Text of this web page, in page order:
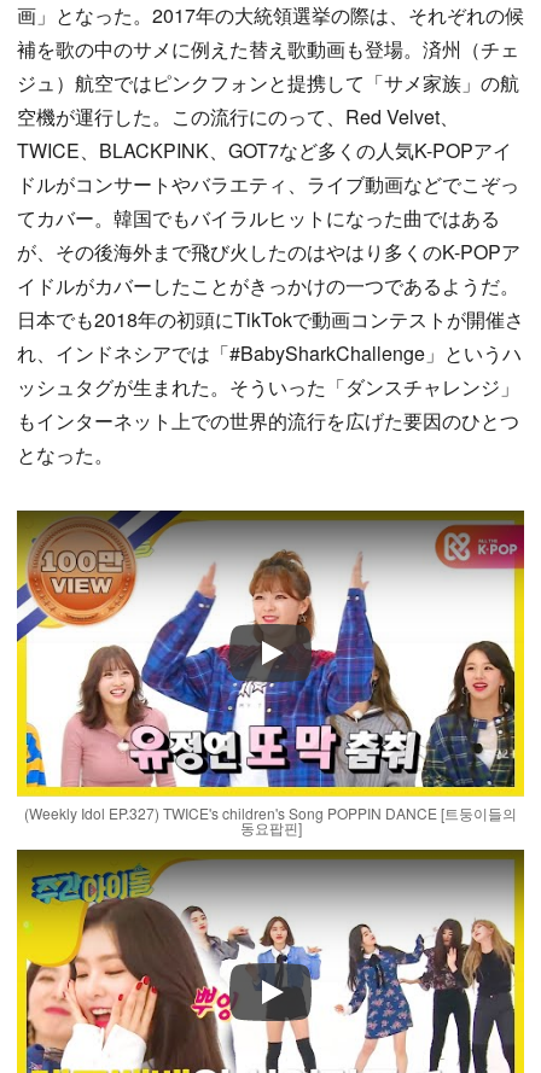
画」となった。2017年の大統領選挙の際は、それぞれの候
補を歌の中のサメに例えた替え歌動画も登場。済州（チェ
ジュ）航空ではピンクフォンと提携して「サメ家族」の航
空機が運行した。この流行にのって、Red Velvet、
TWICE、BLACKPINK、GOT7など多くの人気K-POPアイ
ドルがコンサートやバラエティ、ライブ動画などでこぞっ
てカバー。韓国でもバイラルヒットになった曲ではある
が、その後海外まで飛び火したのはやはり多くのK-POPア
イドルがカバーしたことがきっかけの一つであるようだ。
日本でも2018年の初頭にTikTokで動画コンテストが開催さ
れ、インドネシアでは「#BabySharkChallenge」というハ
ッシュタグが生まれた。そういった「ダンスチャレンジ」
もインターネット上での世界的流行を広げた要因のひとつ
となった。
Play
(Weekly Idol EP.327) TWICE's children's Song POPPIN DANCE [트둥이들의
동요팝핀]
Play